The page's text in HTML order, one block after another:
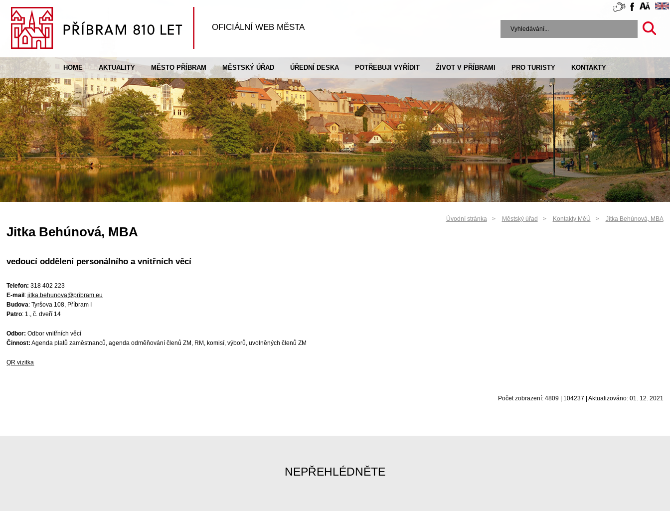
OFICIÁLNÍ WEB MĚSTA
HOME AKTUALITY MĚSTO PŘÍBRAM MĚSTSKÝ ÚŘAD ÚŘEDNÍ DESKA POTŘEBUJI VYŘÍDIT ŽIVOT V PŘÍBRAMI PRO TURISTY KONTAKTY
Úvodní stránka Městský úřad Kontakty MěÚ Jitka Behúnová, MBA
Jitka Behúnová, MBA
vedoucí oddělení personálního a vnitřních věcí
Telefon: 318 402 223
E-mail :jitka.behunova@pribram.eu
Budova: Tyršova 108, Příbram I
Patro: 1., č. dveří 14
Odbor: Odbor vnitřních věcí
Činnost: Agenda platů zaměstnanců, agenda odměňování členů ZM, RM, komisí, výborů, uvolněných členů ZM
QR vizitka
Počet zobrazení: 4809 | 104237 | Aktualizováno: 01. 12. 2021
NEPŘEHLÉDNĚTE